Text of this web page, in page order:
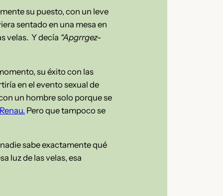
su puesto, con un leve
sentado en una mesa en
velas. Y decía “Apgrrgez-
su éxito con las
en el evento sexual de
un hombre solo porque se
Pero que tampoco se
nadie sabe exactamente qué
luz de las velas, esa